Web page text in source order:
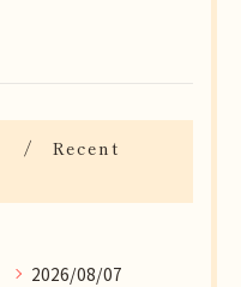
Recent
2026/08/07